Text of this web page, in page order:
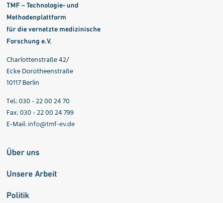
TMF – Technologie- und
Methodenplattform
für die vernetzte medizinische
Forschung e.V.
Charlottenstraße 42/
Ecke Dorotheenstraße
10117 Berlin
Tel.: 030 - 22 00 24 70
Fax: 030 - 22 00 24 799
E-Mail:info@tmf-ev.de
Über uns
Unsere Arbeit
Politik